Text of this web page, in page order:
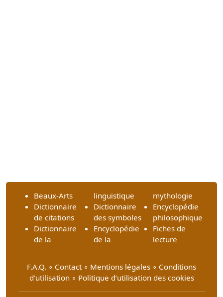
Beaux-Arts
Dictionnaire
de citations
Dictionnaire
de la
linguistique
Dictionnaire
des symboles
Encyclopédie
de la
mythologie
Encyclopédie
philosophique
Fiches de
lecture
F.A.Q. ∘ Contact ∘ Mentions légales ∘ Conditions
d'utilisation∘ Politique d’utilisation des cookies